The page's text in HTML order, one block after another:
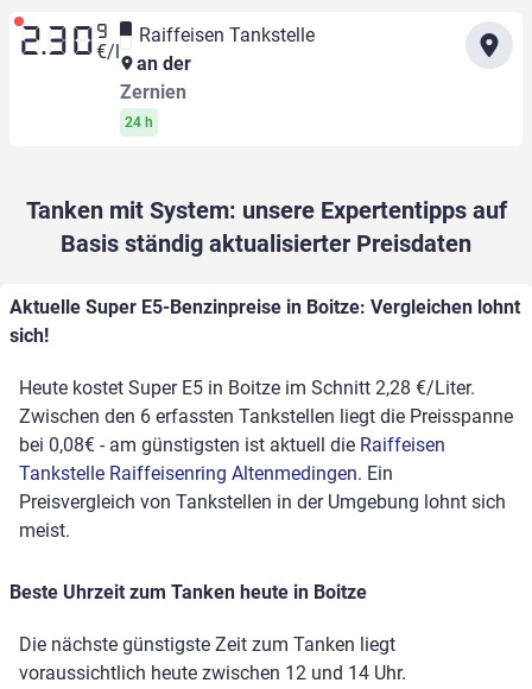
2.30 9
€/l
Raiffeisen Tankstelle
an der
Zernien
24 h
Tanken mit System: unsere Expertentipps auf
Basis ständig aktualisierter Preisdaten
Aktuelle Super E5-Benzinpreise in Boitze: Vergleichen lohnt
sich!
Heute kostet Super E5 in Boitze im Schnitt 2,28 €/Liter.
Zwischen den 6 erfassten Tankstellen liegt die Preisspanne
bei 0,08€ - am günstigsten ist aktuell die Raiffeisen
Tankstelle Raiffeisenring Altenmedingen. Ein
Preisvergleich von Tankstellen in der Umgebung lohnt sich
meist.
Beste Uhrzeit zum Tanken heute in Boitze
Die nächste günstigste Zeit zum Tanken liegt
voraussichtlich heute zwischen 12 und 14 Uhr.